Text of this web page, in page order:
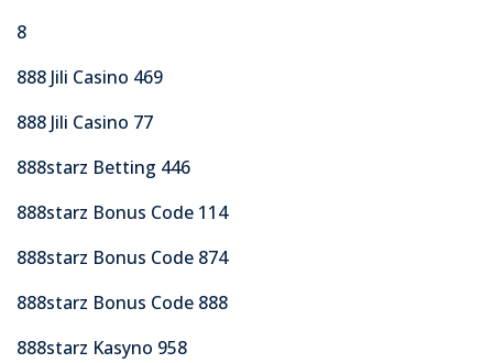
8
888 Jili Casino 469
888 Jili Casino 77
888starz Betting 446
888starz Bonus Code 114
888starz Bonus Code 874
888starz Bonus Code 888
888starz Kasyno 958